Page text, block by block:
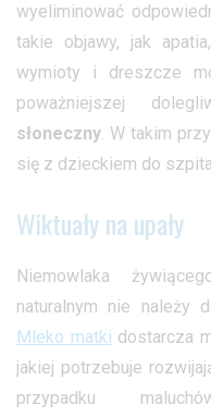
wyeliminować
takie objawy, jak
wymioty i dreszcze
poważniejszej
słoneczny. W takim
się z dzieckiem do
Wiktuały na upały
Niemowlaka
naturalnym nie należy
Mleko matki dostarcza
jakiej potrzebuje
przypadku